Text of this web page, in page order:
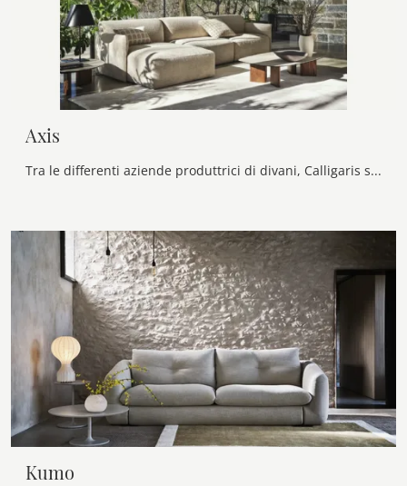
Axis
Tra le differenti aziende produttrici di divani, Calligaris si caratterizza per la qualità di materiali e finiture, come sa dimostrare il modello in ...
Kumo